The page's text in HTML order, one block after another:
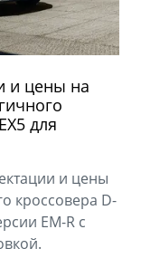
и цены на
для
и цены
кроссовера D-
EM-R с